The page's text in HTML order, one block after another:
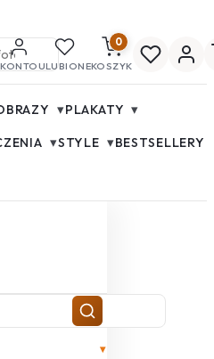
KONTOULUBIONE
0
KOSZYK
▾PLAKATY ▾
▾STYLE ▾BESTSELLERY
▾